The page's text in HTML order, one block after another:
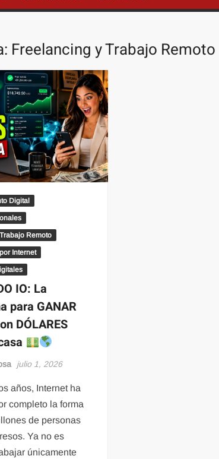
Freelancing y Trabajo Remoto
Digital
Remoto
Internet
IO: La
para GANAR
DÓLARES
julio 1, 2026
años, Internet ha
completo la forma
de personas
Ya no es
únicamente